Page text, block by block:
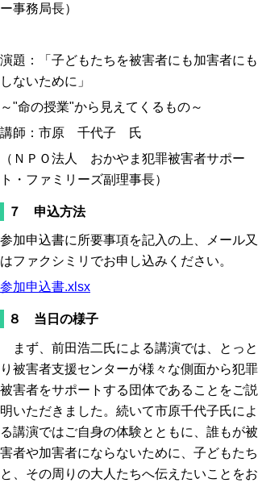
ー事務局長）
演題：「子どもたちを被害者にも加害者にも
しないために」
～"命の授業"から見えてくるもの～
講師：市原 千代子 氏
（ＮＰＯ法人 おかやま犯罪被害者サポー
ト・ファミリーズ副理事長）
７ 申込方法
参加申込書に所要事項を記入の上、メール又
はファクシミリでお申し込みください。
参加申込書.xlsx
８ 当日の様子
まず、前田浩二氏による講演では、とっと
り被害者支援センターが様々な側面から犯罪
被害者をサポートする団体であることをご説
明いただきました。続いて市原千代子氏によ
る講演ではご自身の体験とともに、誰もが被
害者や加害者にならないために、子どもたち
と、その周りの大人たちへ伝えたいことをお